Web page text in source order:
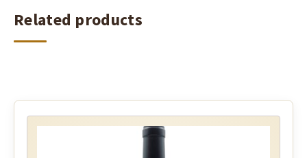
Related products